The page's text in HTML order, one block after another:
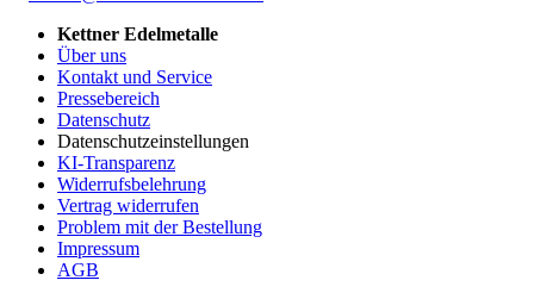
Kettner Edelmetalle
Über uns
Kontakt und Service
Pressebereich
Datenschutz
Datenschutzeinstellungen
KI-Transparenz
Widerrufsbelehrung
Vertrag widerrufen
Problem mit der Bestellung
Impressum
AGB